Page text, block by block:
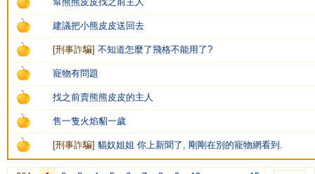
建議把小熊皮皮送回去
[刑事詐騙] 不知道怎麼了飛格不能用了?
寵物有問題
找之前賣熊熊皮皮的主人
售一隻火焰貂一歲
[刑事詐騙] 貓奴姐姐 你上新聞了, 剛剛在別的寵物網看到.